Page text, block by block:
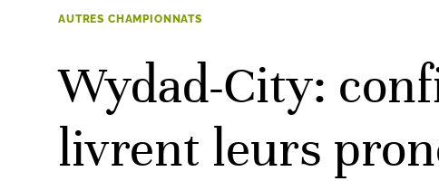
AUTRES CHAMPIONNATS
Wydad-City:
livrent leurs